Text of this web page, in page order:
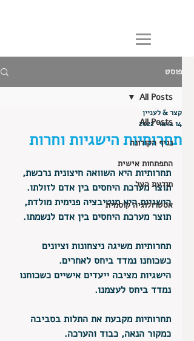
פוסט
All Posts
נגיף הקורונה
התפתחות אישית
תודעת העל
אסטרולוגיה קוסמית
All Posts
תחרותיות הישגיות וחרות
קצר & לעניין
14 באפר׳ 2022
תחרותיות היא השוואה חיצונית נרכשת,
תוצר מערכת היחסים בין אדם לזולתו.
הישגיות היא מוטיבציה פנימית מולדת,
תוצר מערכת היחסים בין אדם לנשמתו.
תחרותיות משיגה ניצחונות וציונים
כשכוחנו נמדד ביחס לאחרים.
הישגיות מציבה ייעדים אישיים כשכוחנו
נמדד ביחס לעצמנו.
תחרותיות מקבעת את התלות בסביבה
כמקור הנאה, כבוד והערכה.